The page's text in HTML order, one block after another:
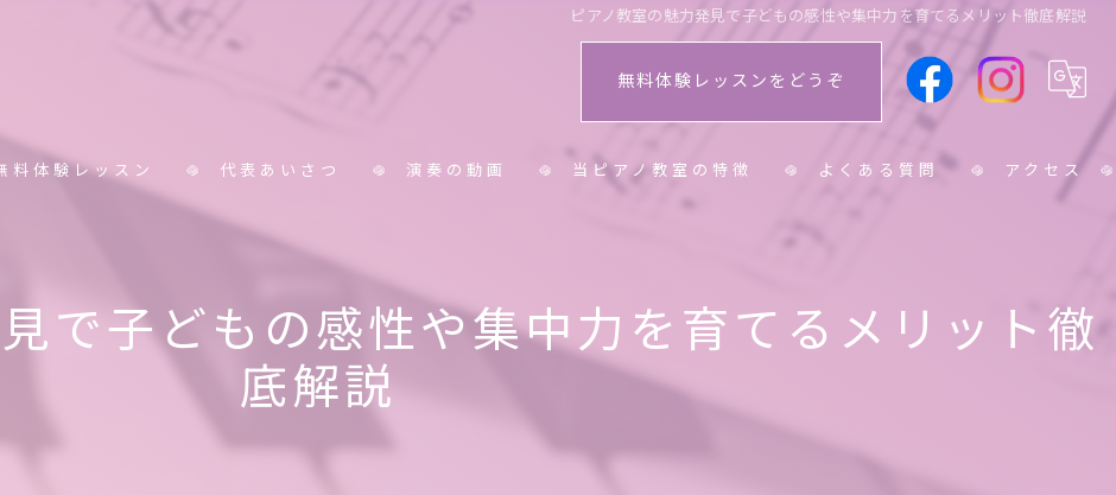
ピアノ教室の魅力発見で子どもの感性や集中力を育てるメリット徹底解説
無料体験レッスンをどうぞ
料体験レッスン 代表あいさつ 演奏の動画 当ピアノ教室の特徴
中学生
大人
よくある質問 アクセス
で子どもの感性や集中力を育てるメリット徹
底解説